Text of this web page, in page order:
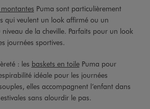
Puma sont particulièrement
qui veulent un look affirmé ou un
de la cheville. Parfaits pour un look
journées sportives.
: les baskets en toilePuma pour
idéale pour les journées
elles accompagnent l’enfant dans
sans alourdir le pas.